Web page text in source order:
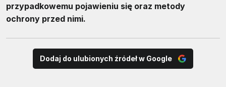
przypadkowemu pojawieniu się oraz metody
ochrony przed nimi.
Dodaj do ulubionych źródeł w Google